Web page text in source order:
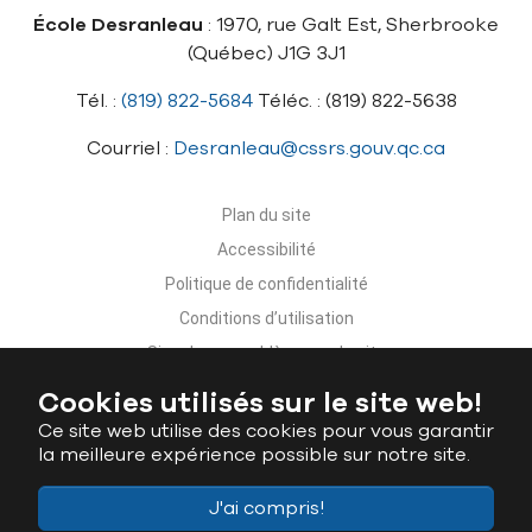
Cookies utilisés sur le site web!
Ce site web utilise des cookies pour vous garantir
la meilleure expérience possible sur notre site.
J'ai compris!
École Desranleau : 1970, rue Galt Est, Sherbrooke
(Québec) J1G 3J1
Tél. : (819) 822-5684Téléc. : (819) 822-5638
Courriel : Desranleau@cssrs.gouv.qc.ca
Plan du site
Accessibilité
Politique de confidentialité
Conditions d’utilisation
Signaler un problème sur le site
Nous joindre
Ministère de l'Éducation du Québec